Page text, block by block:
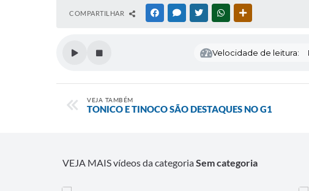
COMPARTILHAR FACEBOOKMESSENGER
TWITTERWHATSAPP
Velocidade de leitura:
VEJA TAMBÉM
TONICO E TINOCO SÃO DESTAQUES NO G1
VEJA MAIS vídeos da categoriaSem categoria